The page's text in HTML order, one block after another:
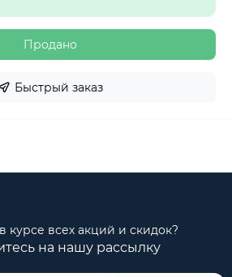
Продано
Быстрый заказ
курсе всех акций и скидок?
на нашу рассылку